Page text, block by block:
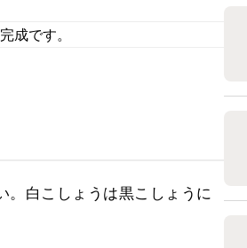
成です。
。白こしょうは黒こしょうに